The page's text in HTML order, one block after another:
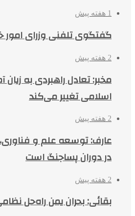
1 هفته پیش
گفتگوی تلفنی وزرای امور
2 هفته پیش
مخبر: تعادل راهبردی به
اسلامی تغییر می‌کند
2 هفته پیش
عارف: توسعه علم و
در دوران پساجنگ است
2 هفته پیش
بقائی: بحران یمن راه‌حل